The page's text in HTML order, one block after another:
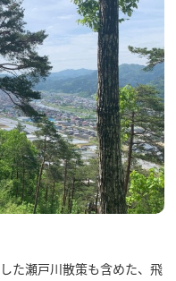
た瀬戸川散策も含めた、飛